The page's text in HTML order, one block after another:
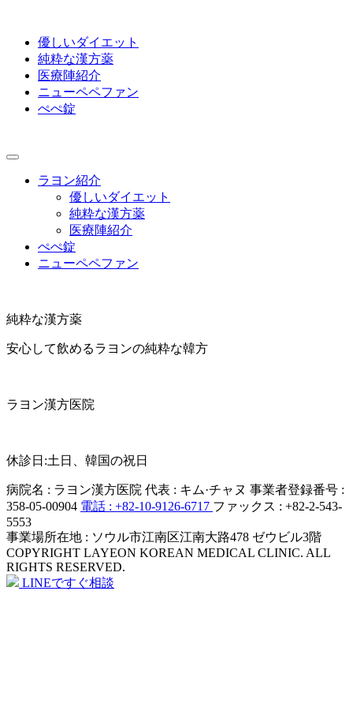
優しいダイエット
純粋な漢方薬
医療陣紹介
ニューペペファン
ぺぺ錠
ラヨン紹介
優しいダイエット
純粋な漢方薬
医療陣紹介
ぺぺ錠
ニューペペファン
純粋な漢方薬
安心して飲めるラヨンの純粋な韓方
ラヨン漢方医院
休診日:土日、韓国の祝日
病院名 : ラヨン漢方医院 代表 : キム·チャヌ 事業者登録番号 :
358-05-00904 電話 : +82-10-9126-6717 ファックス : +82-2-543-
5553
事業場所在地 : ソウル市江南区江南大路478 ゼウビル3階
COPYRIGHT LAYEON KOREAN MEDICAL CLINIC. ALL
RIGHTS RESERVED.
LINEですぐ相談